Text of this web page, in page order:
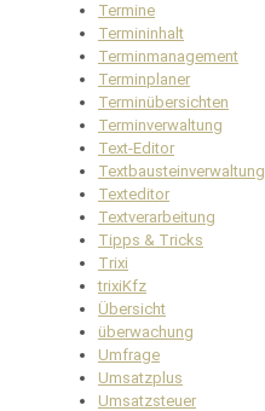
Termine
Termininhalt
Terminmanagement
Terminplaner
Terminübersichten
Terminverwaltung
Text-Editor
Textbausteinverwaltung
Texteditor
Textverarbeitung
Tipps & Tricks
Trixi
trixiKfz
Übersicht
überwachung
Umfrage
Umsatzplus
Umsatzsteuer